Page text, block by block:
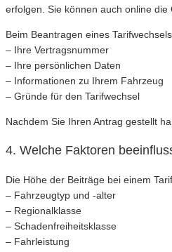
erfolgen. Sie können auch online
Beim Beantragen eines
– Ihre Vertragsnummer
– Ihre persönlichen Daten
– Informationen zu Ihrem Fahrzeug
– Gründe für den Tarifwechsel
Nachdem Sie Ihren Antrag gestellt
4. Welche Faktoren
Die Höhe der Beiträge bei einem
– Fahrzeugtyp und -alter
– Regionalklasse
– Schadenfreiheitsklasse
– Fahrleistung